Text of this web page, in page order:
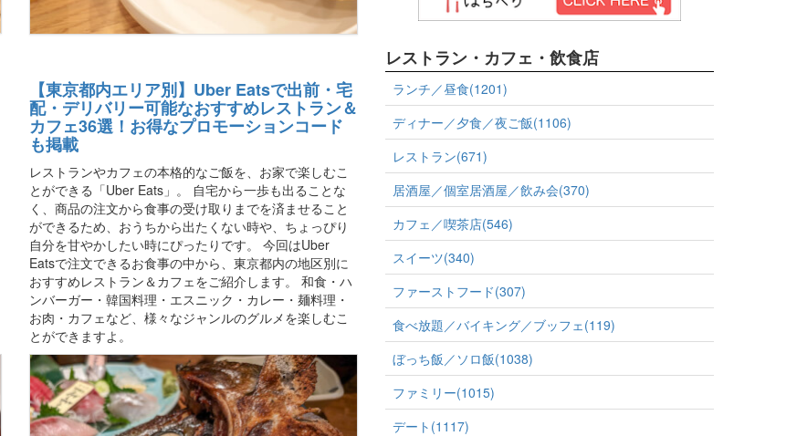
【東京都内エリア別】Uber Eatsで出前・宅
配・デリバリー可能なおすすめレストラン＆
カフェ36選！お得なプロモーションコード
も掲載
レストランやカフェの本格的なご飯を、お家で楽しむこ
とができる「Uber Eats」。 自宅から一歩も出ることな
く、商品の注文から食事の受け取りまでを済ませること
ができるため、おうちから出たくない時や、ちょっぴり
自分を甘やかしたい時にぴったりです。 今回はUber
Eatsで注文できるお食事の中から、東京都内の地区別に
おすすめレストラン＆カフェをご紹介します。 和食・ハ
ンバーガー・韓国料理・エスニック・カレー・麺料理・
お肉・カフェなど、様々なジャンルのグルメを楽しむこ
とができますよ。
レストラン・カフェ・飲食店
ランチ／昼食(1201)
ディナー／夕食／夜ご飯(1106)
レストラン(671)
居酒屋／個室居酒屋／飲み会(370)
カフェ／喫茶店(546)
スイーツ(340)
ファーストフード(307)
食べ放題／バイキング／ブッフェ(119)
ぼっち飯／ソロ飯(1038)
ファミリー(1015)
デート(1117)